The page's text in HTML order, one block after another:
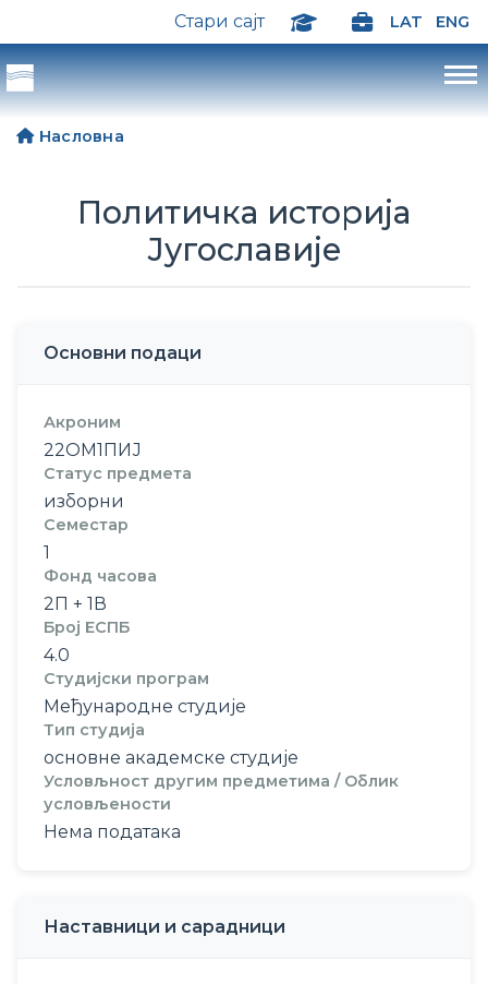
Стари сајт LAT ENG
Насловна
Политичка историја
Југославије
Основни подаци
Акроним
22ОМ1ПИЈ
Статус предмета
изборни
Семестар
1
Фонд часова
2П + 1В
Број ЕСПБ
4.0
Студијски програм
Међународне студије
Тип студија
основне академске студије
Условљност другим предметима / Облик
условљености
Нема података
Наставници и сарадници